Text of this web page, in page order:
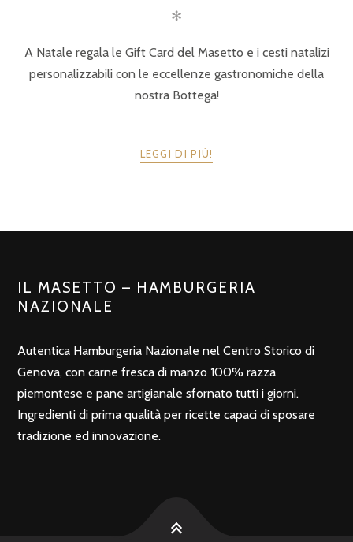
✻
A Natale regala le Gift Card del Masetto e i cesti natalizi
personalizzabili con le eccellenze gastronomiche della
nostra Bottega!
LEGGI DI PIÙ!
IL MASETTO – HAMBURGERIA
NAZIONALE
Autentica Hamburgeria Nazionale nel Centro Storico di
Genova, con carne fresca di manzo 100% razza
piemontese e pane artigianale sfornato tutti i giorni.
Ingredienti di prima qualità per ricette capaci di sposare
tradizione ed innovazione.